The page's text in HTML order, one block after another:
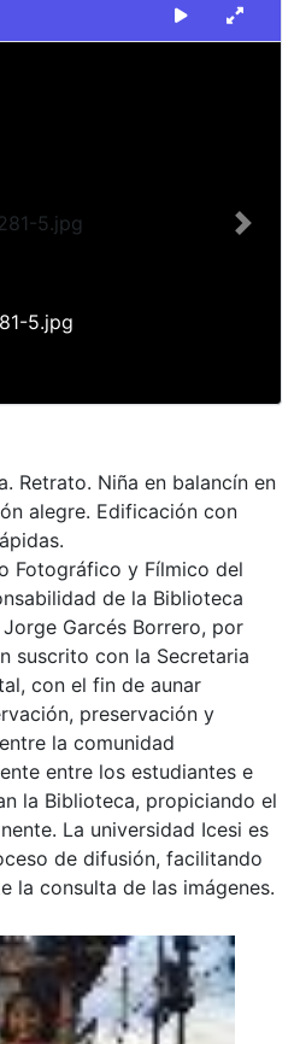
5.jpg
Next
Retrato. Niña en balancín en
alegre. Edificación con
Fotográfico y Fílmico del
de la Biblioteca
Garcés Borrero, por
suscrito con la Secretaria
con el fin de aunar
preservación y
la comunidad
entre los estudiantes e
la Biblioteca, propiciando el
La universidad Icesi es
de difusión, facilitando
la consulta de las imágenes.